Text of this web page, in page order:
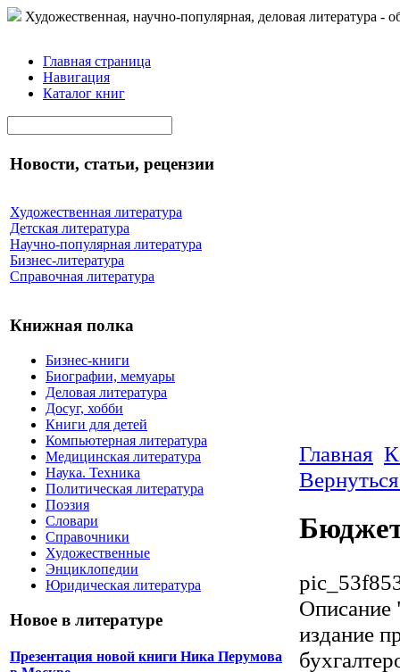
Художественная, научно-популярная, деловая литература -
Главная страница
Навигация
Каталог книг
Новости, статьи, рецензии
Художественная литература
Детская литература
Научно-популярная литература
Бизнес-литература
Справочная литература
Книжная полка
Бизнес-книги
Биографии, мемуары
Деловая литература
Досуг, хобби
Книги для детей
Компьютерная литература
Медицинская литература
Наука. Техника
Политическая литература
Поэзия
Словари
Справочники
Художественные
Энциклопедии
Юридическая литература
Новое в литературе
Презентация новой книги Ника Перумова
Главная
Описание
издание